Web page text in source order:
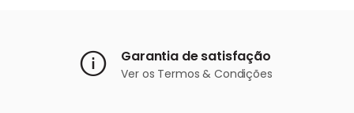
Garantia de satisfação
Ver os Termos & Condições